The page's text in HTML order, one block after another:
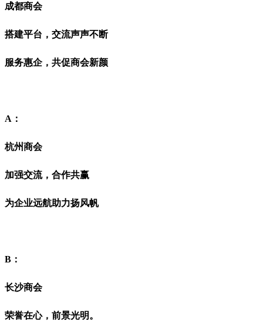
成都商会
搭建平台，交流声声不断
服务惠企，共促商会新颜
A：
杭州商会
加强交流，合作共赢
为企业远航助力扬风帆
B：
长沙商会
荣誉在心，前景光明。